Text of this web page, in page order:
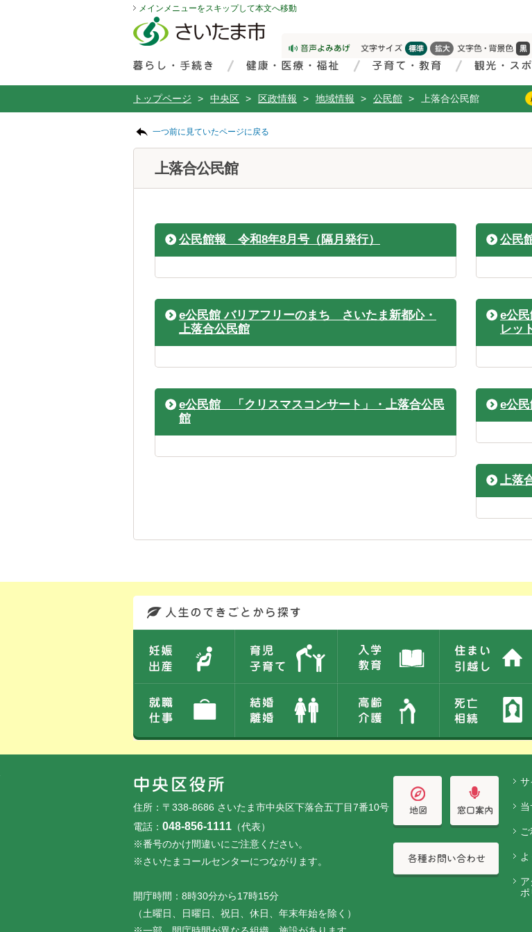
メインメニューをスキップして本文へ移動
トップページ > 中央区 > 区政情報 > 地域情報 > 公民館 > 上落合公民館
一つ前に見ていたページに戻る
上落合公民館
公民館報 令和8年8月号（隔月発行） 公民
e公民館 バリアフリーのまち さいたま新都心・
上落合公民館
e公
レッ
e公民館 「クリスマスコンサート」・上落合公民
館
e公
上落
住所：〒338-8686 さいたま市中央区下落合五丁目7番10号
電話： 048-856-1111 （代表）
※番号のかけ間違いにご注意ください。
※さいたまコールセンターにつながります。
開庁時間：8時30分から17時15分
（土曜日、日曜日、祝日、休日、年末年始を除く）
サ